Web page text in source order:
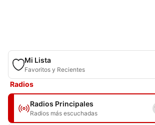
Mi Lista
Favoritos y Recientes
Radios
Radios Principales
Radios más escuchadas